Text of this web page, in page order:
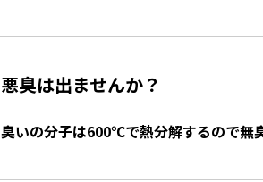
悪臭は出ませんか？
臭いの分子は600℃で熱分解するので無臭